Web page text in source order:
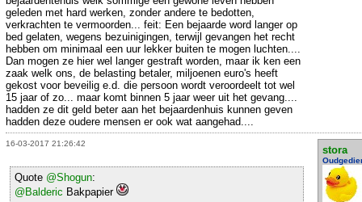
geleden met hard werken, zonder andere te bedotten,
verkrachten te vermoorden... feit: Een bejaarde word langer op
bed gelaten, wegens bezuinigingen, terwijl gevangen het recht
hebben om minimaal een uur lekker buiten te mogen luchten....
Dan mogen ze hier wel langer gestraft worden, maar ik ken een
zaak welk ons, de belasting betaler, miljoenen euro's heeft
gekost voor beveilig e.d. die persoon wordt veroordeelt tot wel
15 jaar of zo... maar komt binnen 5 jaar weer uit het gevang....
hadden ze dit geld beter aan het bejaardenhuis kunnen geven
hadden deze oudere mensen er ook wat aangehad....
16-03-2017 21:26:42
stora
Quote @Shogun:
@Balderic Bakpapier